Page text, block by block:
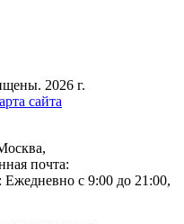
2026 г.
сайта
,
почта:
Ежедневно с 9:00 до 21:00,